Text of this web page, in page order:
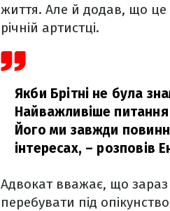
життя. Але й додав, що це
річній артистці.
Якби Брітні не була
Найважливіше питання
Його ми завжди
інтересах, – розповів
Адвокат вважає, що зараз
перебувати під